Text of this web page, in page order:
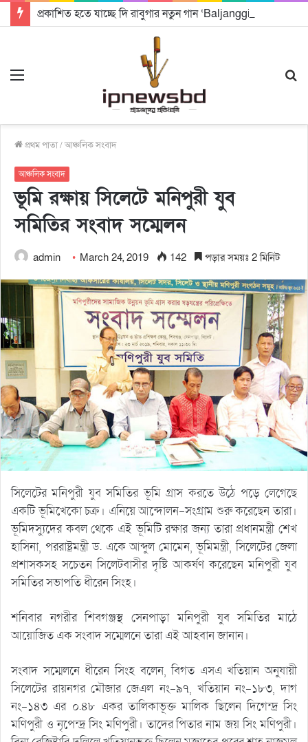
প্রকাশিত হতে যাচ্ছে দি রাবুগার নতুন গান ‘Baljanggi’
প্রথম পাতা/আঞ্চলিক সংবাদ
আঞ্চলিক সংবাদ
ভূমি রক্ষায় সিলেটে মনিপুরী যুব
সমিতির সংবাদ সম্মেলন
admin March 24, 2019 142 পড়ার সময়ঃ 2 মিনিট
সিলেটের মনিপুরী যুব সমিতির ভূমি গ্রাস করতে উঠে পড়ে লেগেছে
একটি ভূমিখেকো চক্র। এনিয়ে আন্দোলন-সংগ্রাম শুরু করেছেন তারা।
ভূমিদস্যুদের কবল থেকে এই ভূমিটি রক্ষার জন্য তারা প্রধানমন্ত্রী শেখ
হাসিনা, পররাষ্ট্রমন্ত্রী ড. একে আব্দুল মোমেন, ভূমিমন্ত্রী, সিলেটের জেলা
প্রশাসকসহ সচেতন সিলেটবাসীর দৃষ্টি আকর্ষণ করেছেন মনিপুরী যুব
সমিতির সভাপতি ধীরেন সিংহ।
শনিবার নগরীর শিবগঞ্জস্থ সেনপাড়া মনিপুরী যুব সমিতির মাঠে
আয়োজিত এক সংবাদ সম্মেলনে তারা এই আহবান জানান।
সংবাদ সম্মেলনে ধীরেন সিংহ বলেন, বিগত এসএ খতিয়ান অনুযায়ী
সিলেটের রায়নগর মৌজার জেএল নং-৯৭, খতিয়ান নং-১৮৩, দাগ
নং-১৪৩ এর ০.৪৮ একর তালিকাভূক্ত মালিক ছিলেন দিগেন্দ্র সিং
মণিপুরী ও নৃপেন্দ্র সিং মণিপুরী। তাদের পিতার নাম জয় সিং মণিপুরী।